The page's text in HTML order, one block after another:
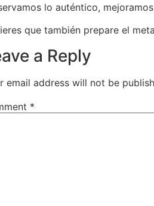
lo auténtico,
que también prepare el
a Reply
email address will not be
*